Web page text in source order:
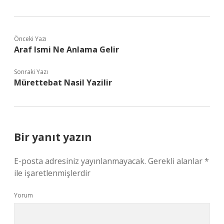
Önceki Yazı
Araf Ismi Ne Anlama Gelir
Sonraki Yazı
Mürettebat Nasil Yazilir
Bir yanıt yazın
E-posta adresiniz yayınlanmayacak. Gerekli alanlar*
ile işaretlenmişlerdir
Yorum